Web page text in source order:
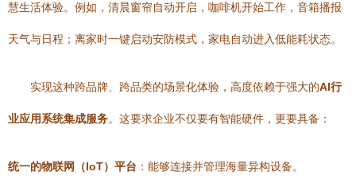
慧生活体验。例如，清晨窗帘自动开启，咖啡机开始工作，音箱播报
天气与日程；离家时一键启动安防模式，家电自动进入低能耗状态。
实现这种跨品牌、跨品类的场景化体验，高度依赖于强大的AI行
业应用系统集成服务。这要求企业不仅要有智能硬件，更要具备：
统一的物联网（IoT）平台 ：能够连接并管理海量异构设备。